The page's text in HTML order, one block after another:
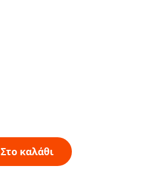
Στο καλάθι